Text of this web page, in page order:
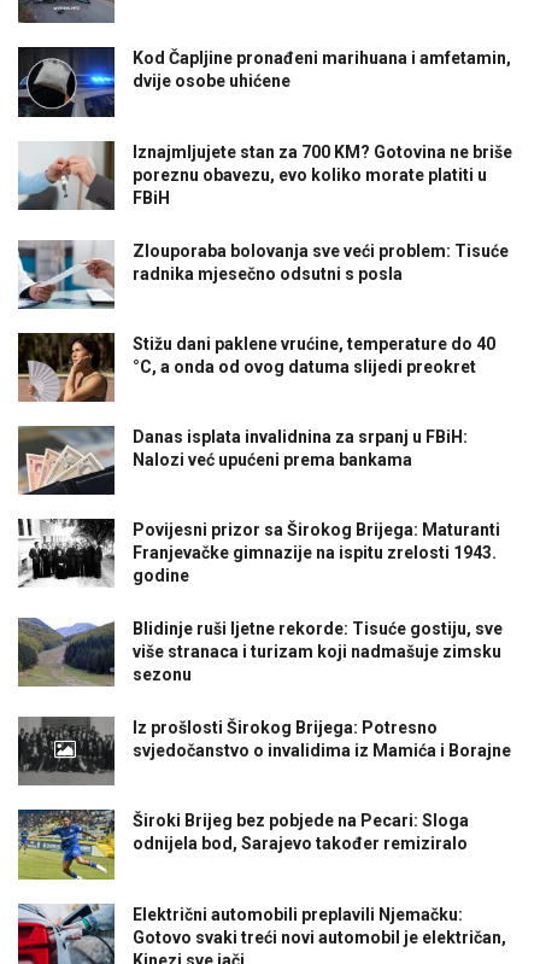
Kod Čapljine pronađeni marihuana i amfetamin,
dvije osobe uhićene
Iznajmljujete stan za 700 KM? Gotovina ne briše
poreznu obavezu, evo koliko morate platiti u
FBiH
Zlouporaba bolovanja sve veći problem: Tisuće
radnika mjesečno odsutni s posla
Stižu dani paklene vrućine, temperature do 40
°C, a onda od ovog datuma slijedi preokret
Danas isplata invalidnina za srpanj u FBiH:
Nalozi već upućeni prema bankama
Povijesni prizor sa Širokog Brijega: Maturanti
Franjevačke gimnazije na ispitu zrelosti 1943.
godine
Blidinje ruši ljetne rekorde: Tisuće gostiju, sve
više stranaca i turizam koji nadmašuje zimsku
sezonu
Iz prošlosti Širokog Brijega: Potresno
svjedočanstvo o invalidima iz Mamića i Borajne
Široki Brijeg bez pobjede na Pecari: Sloga
odnijela bod, Sarajevo također remiziralo
Električni automobili preplavili Njemačku:
Gotovo svaki treći novi automobil je električan,
Kinezi sve jači